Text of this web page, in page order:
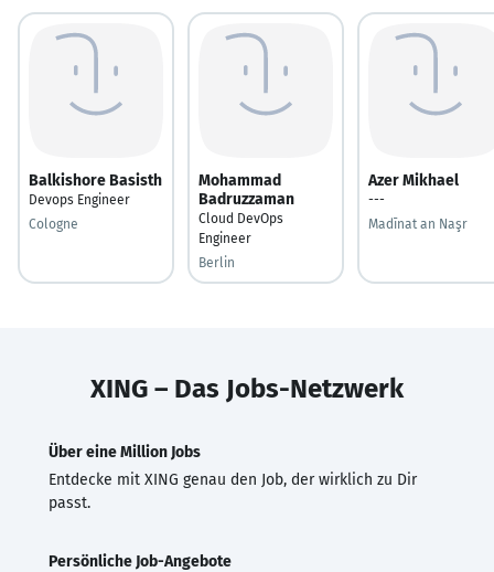
Balkishore Basisth
Devops Engineer
Cologne
Mohammad
Badruzzaman
Cloud DevOps
Engineer
Berlin
Azer Mikhael
---
Madīnat an Naşr
XING – Das Jobs-Netzwerk
Über eine Million Jobs
Entdecke mit XING genau den Job, der wirklich zu Dir
passt.
Persönliche Job-Angebote